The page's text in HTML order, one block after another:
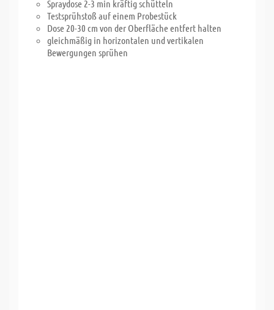
Spraydose 2-3 min kräftig schütteln
Testsprühstoß auf einem Probestück
Dose 20-30 cm von der Oberfläche entfert halten
gleichmäßig in horizontalen und vertikalen
Bewergungen sprühen